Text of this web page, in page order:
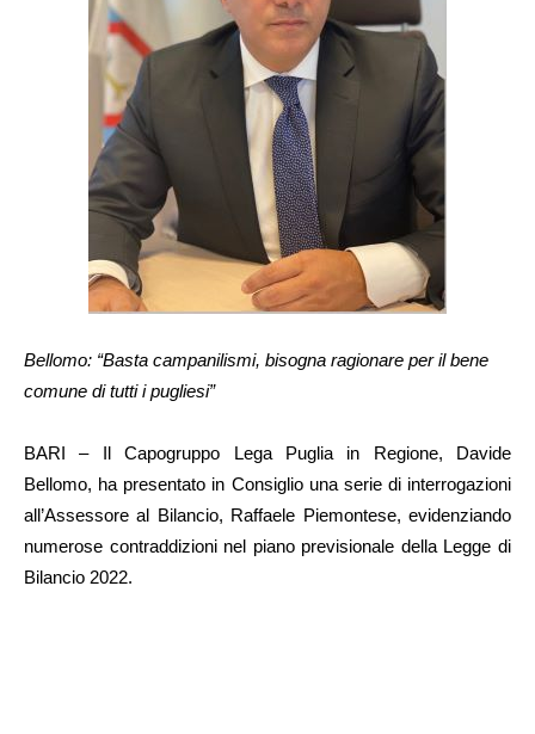
Bellomo: “Basta campanilismi, bisogna ragionare per il bene
comune di tutti i pugliesi”
BARI – Il Capogruppo Lega Puglia in Regione, Davide
Bellomo, ha presentato in Consiglio una serie di interrogazioni
all’Assessore al Bilancio, Raffaele Piemontese, evidenziando
numerose contraddizioni nel piano previsionale della Legge di
Bilancio 2022.